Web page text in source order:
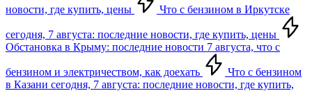
новости, где купить, цены Что с бензином в Иркутске
сегодня, 7 августа: последние новости, где купить, цены
Обстановка в Крыму: последние новости 7 августа, что с
бензином и электричеством, как доехать
Что с бензином
в Казани сегодня, 7 августа: последние новости, где купить,